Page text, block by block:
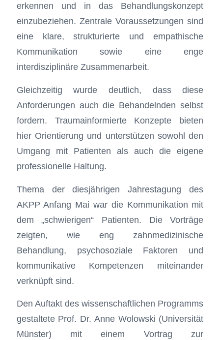
erkennen und in das Behandlungskonzept
einzubeziehen. Zentrale Voraussetzungen sind
eine klare, strukturierte und empathische
Kommunikation sowie eine enge
interdisziplinäre Zusammenarbeit.
Gleichzeitig wurde deutlich, dass diese
Anforderungen auch die Behandelnden selbst
fordern. Traumainformierte Konzepte bieten
hier Orientierung und unterstützen sowohl den
Umgang mit Patienten als auch die eigene
professionelle Haltung.
Thema der diesjährigen Jahrestagung des
AKPP Anfang Mai war die Kommunikation mit
dem „schwierigen“ Patienten. Die Vorträge
zeigten, wie eng zahnmedizinische
Behandlung, psychosoziale Faktoren und
kommunikative Kompetenzen miteinander
verknüpft sind.
Den Auftakt des wissenschaftlichen Programms
gestaltete Prof. Dr. Anne Wolowski (Universität
Münster) mit einem Vortrag zur